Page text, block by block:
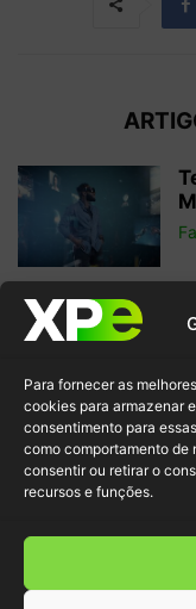
Para fornecer as
cookies para armazenar
consentimento para
como comportamento de
consentir ou retirar o
recursos e funções.